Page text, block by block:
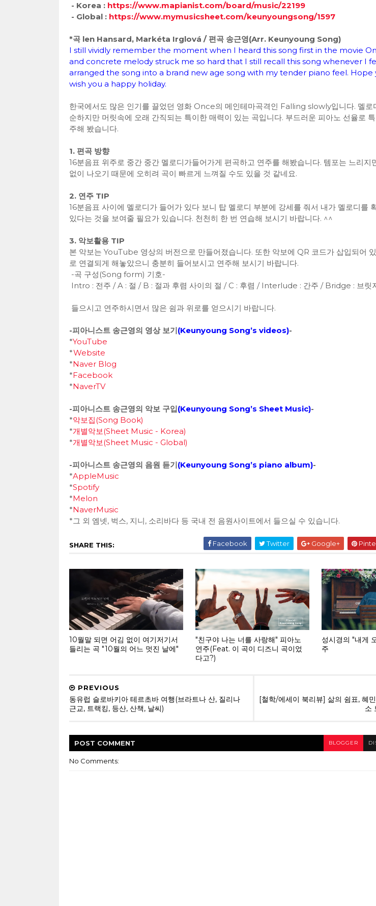
- Korea : https://www.mapianist.com/board/music/22199
- Global : https://www.mymusicsheet.com/keunyoungsong/1597
*곡 len Hansard, Markéta Irglová / 편곡 송근영(Arr. Keunyoung Song)
I still vividly remember the moment when I heard this song first in the movie
and concrete melody struck me so hard that I still recall this song whenever I
arranged the song into a brand new age song with my tender piano feel. Hope
wish you a happy holiday.
한국에서도 많은 인기를 끌었던 영화 Once의 메인테마곡격인 Falling slowly입니다. 멜로
순하지만 머릿속에 오래 간직되는 특이한 매력이 있는 곡입니다. 부드러운 피아노 선율로
주해 봤습니다.
1. 편곡 방향
16분음표 위주로 중간 중간 멜로디가들어가게 편곡하고 연주를 해봤습니다. 템포는 느리지
없이 나오기 때문에 오히려 곡이 빠르게 느껴질 수도 있을 것 같네요.
2. 연주 TIP
16분음표 사이에 멜로디가 들어가 있다 보니 탑 멜로디 부분에 강세를 줘서 내가 멜로디를
있다는 것을 보여줄 필요가 있습니다. 천천히 한 번 연습해 보시기 바랍니다. ^^
3. 악보활용 TIP
본 악보는 YouTube 영상의 버전으로 만들어졌습니다. 또한 악보에 QR 코드가 삽입되어
로 연결되게 해놓았으니 충분히 들어보시고 연주해 보시기 바랍니다.
-곡 구성(Song form) 기호-
Intro : 전주 / A : 절 / B : 절과 후렴 사이의 절 / C : 후렴 / Interlude : 간주 / Bridge : 브릿
들으시고 연주하시면서 많은 쉼과 위로를 얻으시기 바랍니다.
-피아니스트 송근영의 영상 보기(Keunyoung Song’s videos)-
*YouTube
*Website
*Naver Blog
*Facebook
*NaverTV
-피아니스트 송근영의 악보 구입(Keunyoung Song’s Sheet Music)-
*악보집(Song Book)
*개별악보(Sheet Music - Korea)
*개별악보(Sheet Music - Global)
-피아니스트 송근영의 음원 듣기(Keunyoung Song’s piano album)-
*AppleMusic
*Spotify
*Melon
*NaverMusic
*그 외 엠넷, 벅스, 지니, 소리바다 등 국내 전 음원사이트에서 들으실 수 있습니다.
SHARE THIS: Facebook Twitter Google+
10월말 되면 어김 없이 여기저기서
들리는 곡 "10월의 어느 멋진 날에"
"친구야 나는 너를 사랑해" 피아노
연주(Feat. 이 곡이 디즈니 곡이었
다고?)
성시경의 "내게
주
[철학/에세이 북리뷰] 삶의 쉼표, 혜
소
PREVIOUS
동유럽 슬로바키아 테르초바 여행(브라트나 산, 질리나
근교, 트랙킹, 등산, 산책, 날씨)
POST COMMENT BLOGGER
No Comments: